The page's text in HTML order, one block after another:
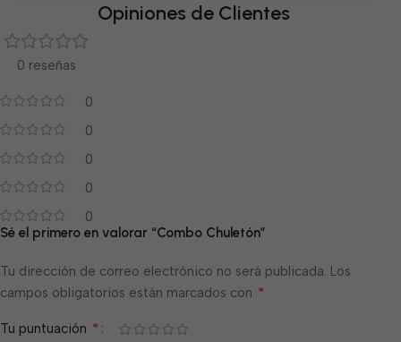
Opiniones de Clientes
0 reseñas
0
0
0
0
0
Sé el primero en valorar “Combo Chuletón”
Tu dirección de correo electrónico no será publicada. Los
campos obligatorios están marcados con *
Tu puntuación *